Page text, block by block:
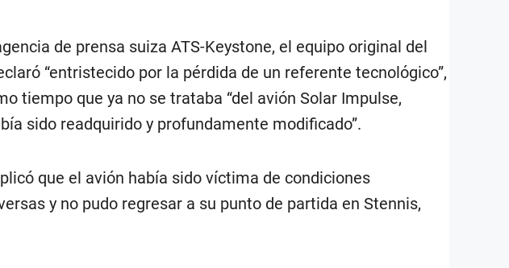
de prensa suiza ATS-Keystone, el equipo original del
“entristecido por la pérdida de un referente tecnológico”,
tiempo que ya no se trataba “del avión Solar Impulse,
sido readquirido y profundamente modificado”.
que el avión había sido víctima de condiciones
y no pudo regresar a su punto de partida en Stennis,